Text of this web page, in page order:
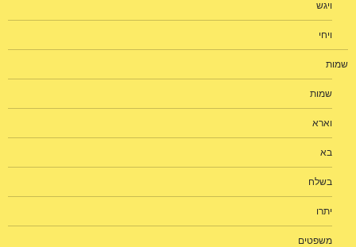
ויגש
ויחי
שמות
שמות
וארא
בא
בשלח
יתרו
משפטים